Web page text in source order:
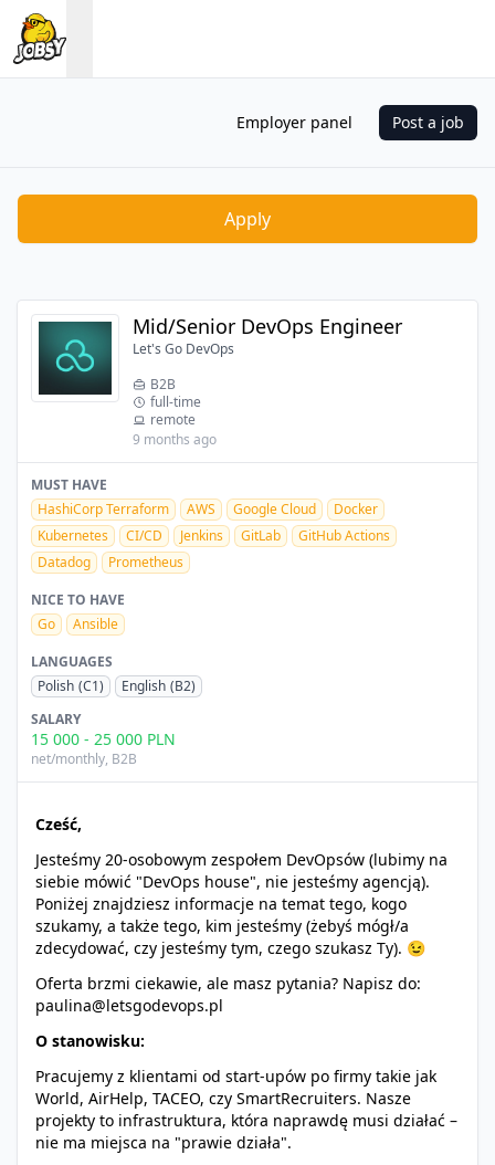
Employer panel Post a job
Mid/Senior DevOps Engineer
Let's Go DevOps
B2B
full-time
remote
9 months ago
MUST HAVE
HashiCorp Terraform
AWS Google Cloud
Docker
Kubernetes
CI/CD Jenkins GitLab
GitHub Actions
Datadog
Prometheus
NICE TO HAVE
Go
Ansible
LANGUAGES
Polish (C1) English (B2)
SALARY
15 000 - 25 000 PLN
net/monthly, B2B
Cześć,
Jesteśmy 20-osobowym zespołem DevOpsów (lubimy na
siebie mówić "DevOps house", nie jesteśmy agencją).
Poniżej znajdziesz informacje na temat tego, kogo
szukamy, a także tego, kim jesteśmy (żebyś mógł/a
zdecydować, czy jesteśmy tym, czego szukasz Ty). 😉
Oferta brzmi ciekawie, ale masz pytania? Napisz do:
paulina@letsgodevops.pl
O stanowisku:
Pracujemy z klientami od start-upów po firmy takie jak
World, AirHelp, TACEO, czy SmartRecruiters. Nasze
projekty to infrastruktura, która naprawdę musi działać –
nie ma miejsca na "prawie działa".
Apply